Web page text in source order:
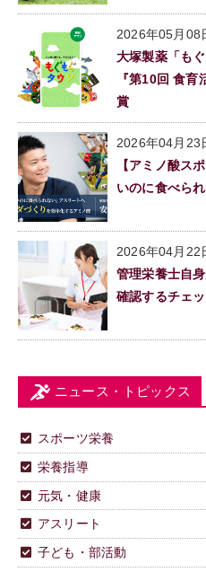
2026年05月08
大塚製薬「も
『第10回 食
賞
2026年04月23
【アミノ酸ス
いのに食べら
2026年04月22
管理栄養士自
確認するチェ
ニュース・トピックス
スポーツ栄養
栄養指導
元気・健康
アスリート
子ども・部活動